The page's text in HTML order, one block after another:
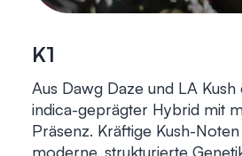
K1
Aus Dawg Daze und LA Kush
indica-geprägter Hybrid mit
Präsenz. Kräftige Kush-
moderne, strukturierte